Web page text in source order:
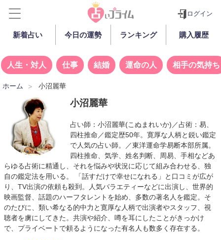
ログイン
新着占い 今日の運勢 ランキング 購入履歴
人生・対人 仕事 結婚 運命の人 相手の気持ち
ホーム 小沼麗華
小沼麗華
占い師：小沼麗華(こぬまれいか)／占術：易、
四柱推命／鑑定歴50年。寛厚な人柄と鋭い鑑定
で人気の占い師。／東洋運命学易断本部所属。
四柱推命、気学、姓名判断、周易、手相などあ
らゆる占術に精通し、それを悩みや状況に応じて組み合わせる、独
自の鑑定法を用いる。 「話すだけで幸せになれる」と口コミが広が
り、TV出演の依頼も殺到。人気バラエティーなどに出演し、世界的
映画監督、話題のハーフタレントを始め、多数の著名人を鑑定。そ
のたびに、類い希なる的中力と寛厚な人柄で出演者やスタッフ、視
聴者を虜にしてきた。共演や紹介、噂を耳にしたことがきっかけ
で、プライベートで頼るようになった有名人も数多く存在する。